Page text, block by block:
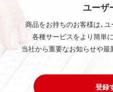
ユーザ
商品をお持ちのお客様は、
各種サービスをより簡単
当社から重要なお知らせや最
登録